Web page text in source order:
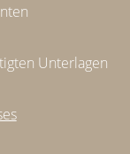
Unterlagen